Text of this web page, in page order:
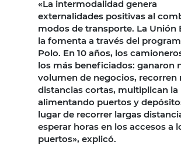
«La intermodalidad genera
externalidades positivas al
modos de transporte. La Unión
la fomenta a través del
Polo. En 10 años, los
los más beneficiados: ganaron
volumen de negocios, recorren
distancias cortas, multiplican
alimentando puertos y
lugar de recorrer largas
esperar horas en los accesos a
puertos», explicó.